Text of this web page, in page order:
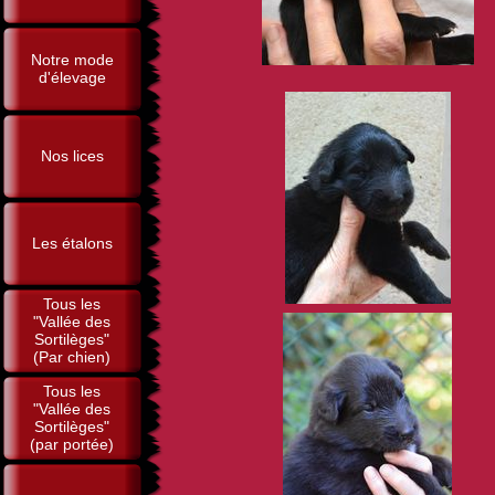
Notre mode
d'élevage
Nos lices
Les étalons
Tous les
"Vallée des
Sortilèges"
(Par chien)
Tous les
"Vallée des
Sortilèges"
(par portée)